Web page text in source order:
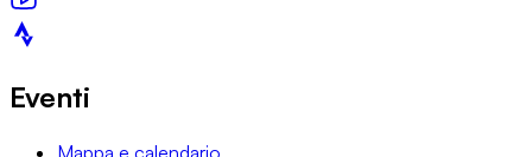
Eventi
Mappa e calendario